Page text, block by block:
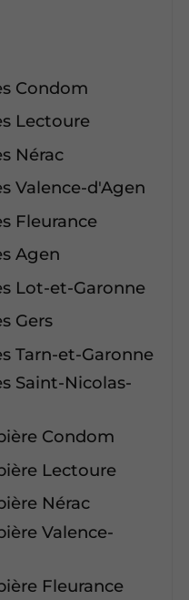
Condom
Lectoure
Nérac
Valence-d'Agen
Fleurance
Agen
Lot-et-Garonne
Gers
Tarn-et-Garonne
Saint-Nicolas-
Condom
Lectoure
Nérac
Valence-
Fleurance